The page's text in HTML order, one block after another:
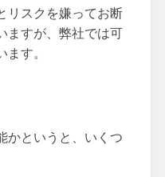
リスクを嫌ってお断
ますが、弊社では可
す。
かというと、いくつ